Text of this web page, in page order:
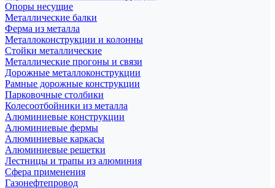
Опоры несущие
Металлические балки
Ферма из металла
Металлоконструкции и колонны
Стойки металлические
Металлические прогоны и связи
Дорожные металлоконструкции
Рамные дорожные конструкции
Парковочные столбики
Колесоотбойники из металла
Алюминиевые конструкции
Алюминиевые фермы
Алюминиевые каркасы
Алюминиевые решетки
Лестницы и трапы из алюминия
Сфера применения
Газонефтепровод